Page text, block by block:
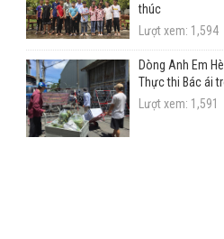
thúc
Lượt xem: 1,594
Dòng Anh Em
Thực thi Bác ái
Lượt xem: 1,591